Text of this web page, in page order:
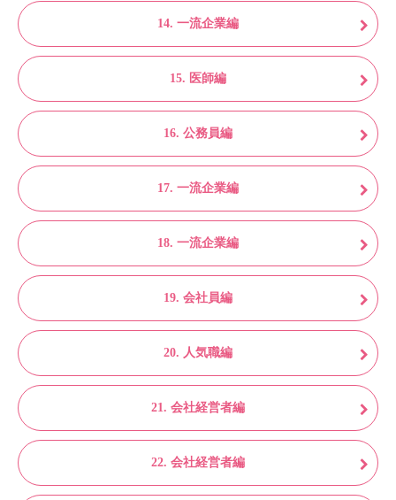
14. 一流企業編
15. 医師編
16. 公務員編
17. 一流企業編
18. 一流企業編
19. 会社員編
20. 人気職編
21. 会社経営者編
22. 会社経営者編